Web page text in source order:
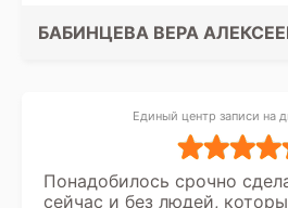
БАБИНЦЕВА ВЕРА
Единый центр записи на
Понадобилось срочно
сейчас и без людей,